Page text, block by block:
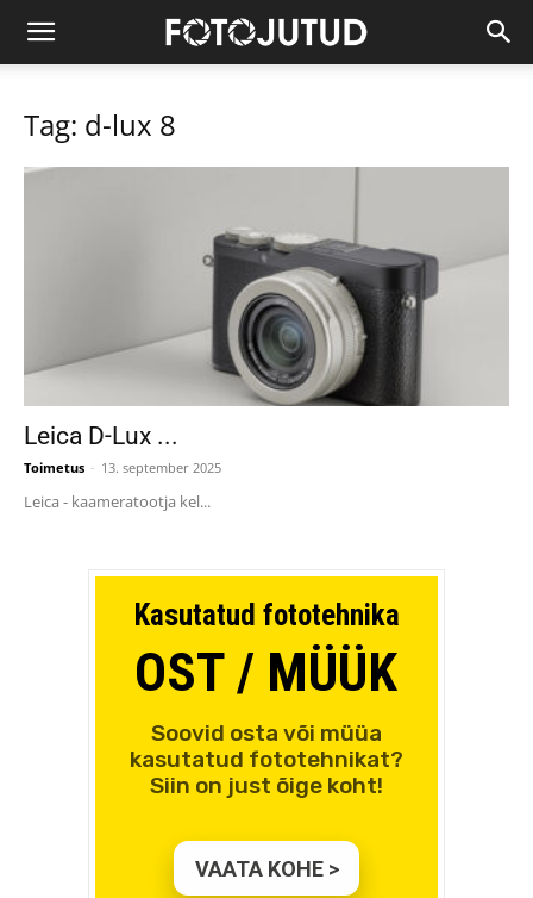
Tag: d-lux 8
Leica D-Lux ...
Toimetus - 13. september 2025
Leica - kaameratootja kel...